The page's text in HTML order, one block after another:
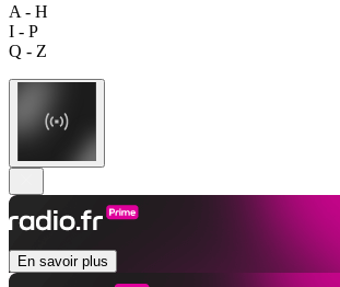
A - H
I - P
Q - Z
En savoir plus